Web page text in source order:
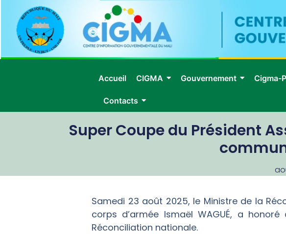
Accueil CIGMA Gouvernement Cigma-
Contacts
Super Coupe du Président
Samedi 23 août 2025, le Ministre de la
corps d’armée Ismaël WAGUÉ, a
Réconciliation nationale.